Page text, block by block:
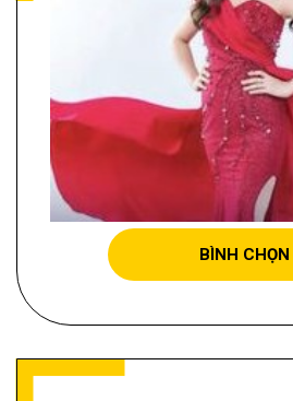
TRẦN THỊ HÀ
BÌNH CHỌN